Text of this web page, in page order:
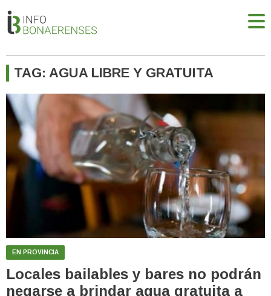
TAG: AGUA LIBRE Y GRATUITA
EN PROVINCIA
Locales bailables y bares no podrán
negarse a brindar agua gratuita a